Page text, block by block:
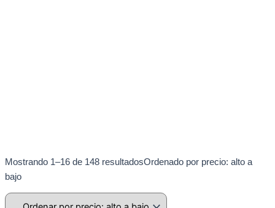
Mostrando 1–16 de 148 resultadosOrdenado por precio: alto a
bajo